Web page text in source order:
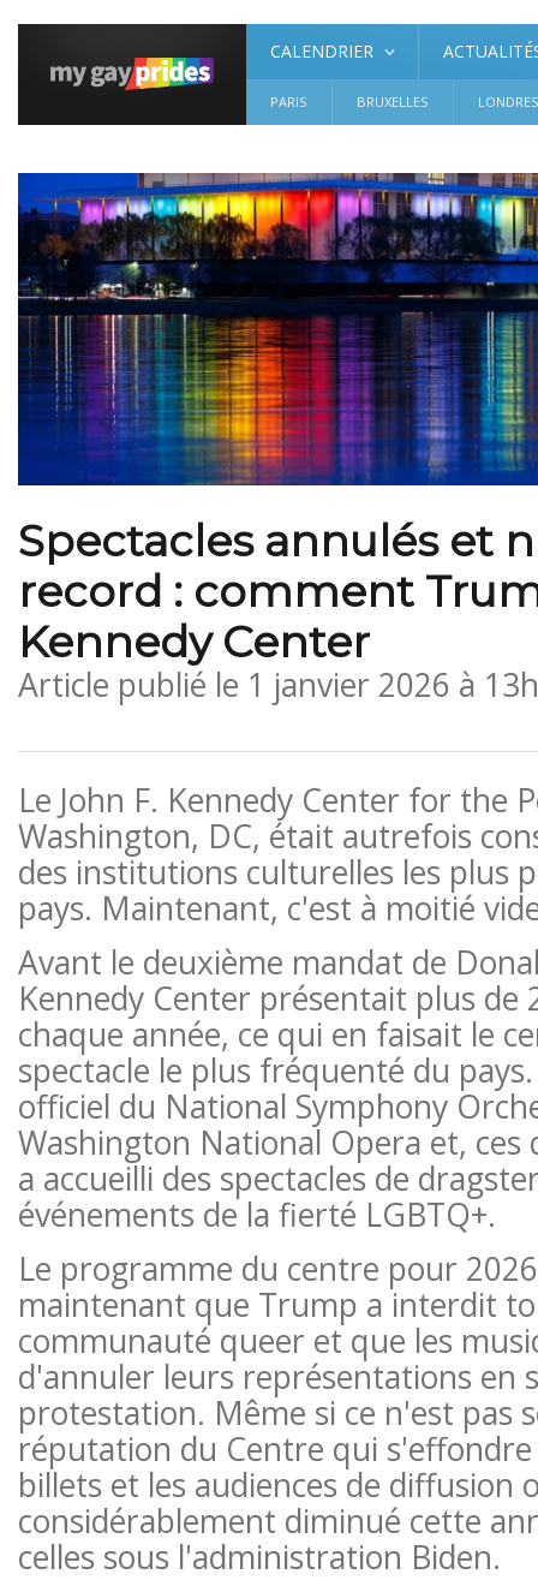
CALENDRIER
PARIS BRUXELLES LONDRES
Spectacles annulés et
record : comment
Kennedy Center
Article publié le 1 janvier 2026 à
Le John F. Kennedy Center for the
Washington, DC, était autrefois
des institutions culturelles les plus
pays. Maintenant, c'est à moitié
Avant le deuxième mandat de
Kennedy Center présentait plus de
chaque année, ce qui en faisait le
spectacle le plus fréquenté du
officiel du National Symphony
Washington National Opera et, ces
a accueilli des spectacles de
événements de la fierté LGBTQ+.
Le programme du centre pour
maintenant que Trump a interdit
communauté queer et que les
d'annuler leurs représentations en
protestation. Même si ce n'est pas
réputation du Centre qui s'effondre
billets et les audiences de diffusion
considérablement diminué cette
celles sous l'administration Biden.